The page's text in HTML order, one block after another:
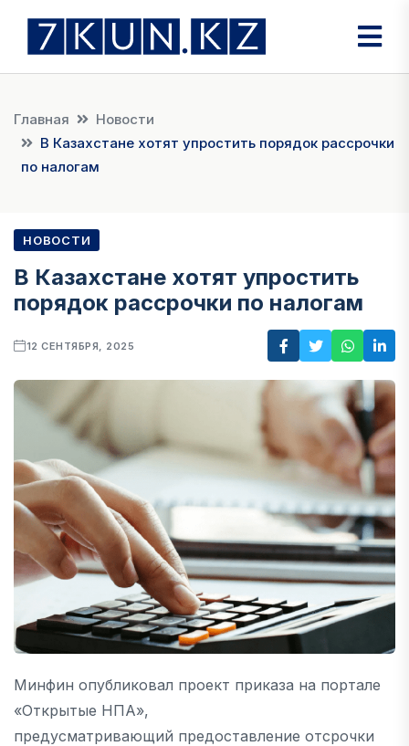
Главная
Новости
В Казахстане хотят упростить порядок рассрочки
по налогам
НОВОСТИ
В Казахстане хотят упростить
порядок рассрочки по налогам
12 СЕНТЯБРЯ, 2025
Минфин опубликовал проект приказа на портале
«Открытые НПА»,
предусматривающий предоставление отсрочки